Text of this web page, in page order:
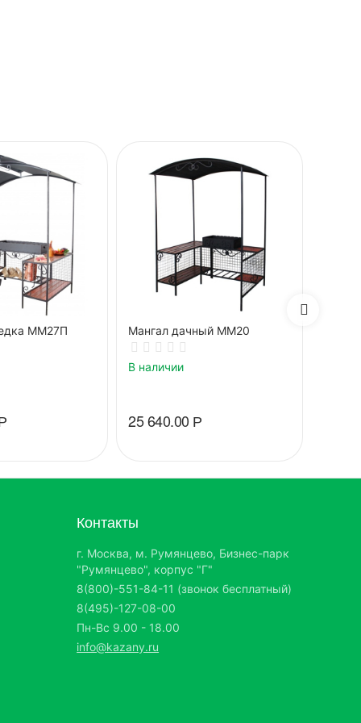
ММ27П Мангал дачный ММ20
В наличии
25 640.00 Р
Контакты
г. Москва, м. Румянцево, Бизнес-парк
"Румянцево", корпус "Г"
8(800)-551-84-11 (звонок бесплатный)
8(495)-127-08-00
Пн-Вс 9.00 - 18.00
info@kazany.ru